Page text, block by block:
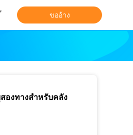
ขออ้าง
องทางสำหรับคลัง